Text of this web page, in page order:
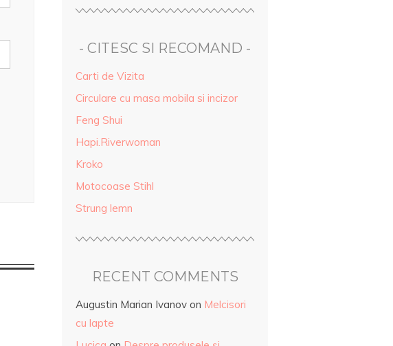
- CITESC SI RECOMAND -
Carti de Vizita
Circulare cu masa mobila si incizor
Feng Shui
Hapi.Riverwoman
Kroko
Motocoase Stihl
Strung lemn
RECENT COMMENTS
Augustin Marian Ivanov on Melcisori
cu lapte